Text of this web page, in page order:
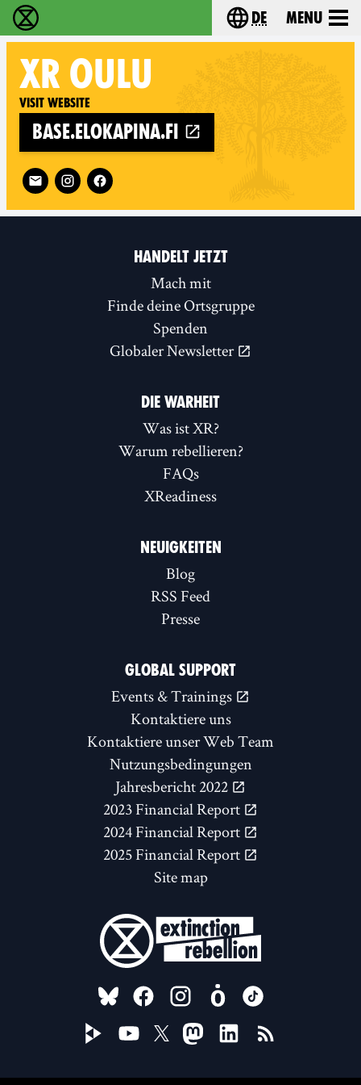
extinction rebellion - Home Choose your
de Menu
XR OULU
Visit website
base.elokapina.fi
Follow XR Oulu on
HANDELT JETZT
Mach mit
Finde deine Ortsgruppe
Spenden
Globaler Newsletter
DIE WARHEIT
Was ist XR?
Warum rebellieren?
FAQs
XReadiness
NEUIGKEITEN
Blog
RSS Feed
Presse
GLOBAL SUPPORT
Events & Trainings
Kontaktiere uns
Kontaktiere unser Web Team
Nutzungsbedingungen
Jahresbericht 2022
2023 Financial Report
2024 Financial Report
2025 Financial Report
Site map
FOLLOW US ON